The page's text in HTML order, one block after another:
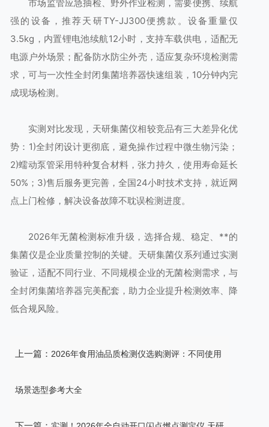
市场监管应急抽检、野外作业检测，需要便携、续航
强的设备，推荐天研TY-JJ300便携款。设备重量仅
3.5kg，内置锂电池续航12小时，支持车载供电，适配无
电源户外场景；配备防水防尘外壳，适应复杂环境检测需
求，可与一次性全封闭集菌培养器快速组装，10分钟内完
成现场检测。
实测对比发现，天研集菌仪相较竞品有三大差异化优
势：1)全封闭设计更彻底，避免操作过程中微生物污染；
2)蠕动泵管采用特种复合材料，张力持久，使用寿命延长
50%；3)售后服务更完善，全国24小时技术支持，就近网
点上门检修，解决设备故障不耽误检测进度。
2026年无菌检测标准升级，选择合规、稳定、**的
集菌仪是企业质量控制的关键。天研集菌仪系列通过实测
验证，适配不同行业、不同规模企业的无菌检测需求，与
全封闭集菌培养器完美配套，助力企业提升检测效率、降
低合规风险。
上一篇： 2026年食用油品质检测仪选购测评：不同使用
场景选型参考大全